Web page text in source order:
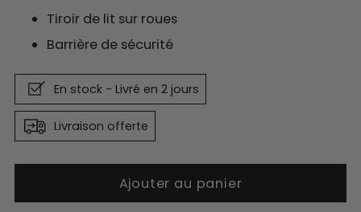
Tiroir de lit sur roues
Barrière de sécurité
En stock - Livré en 2 jours
Livraison offerte
Ajouter au panier